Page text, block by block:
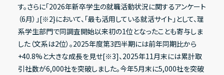
株式情報
株式基本情報
株主総会資料
す。さらに「2026年新卒学生の就職活動状況に関するアンケート
（6月）」[※2}において、「最も活用している就活サイト」として、理
系学生部門で同調査開始以来初の1位となったことも寄与しま
した（文系は2位）。2025年度第3四半期には前年同期比から
+40.8%と大きな成長を見せ[※3]、2025年11月末には累計取
引社数が6,000社を突破しました。今年5月末に5,000社を突破